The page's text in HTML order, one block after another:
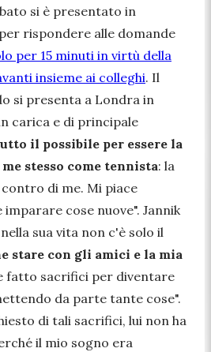
si è presentato in
rispondere alle domande
per 15 minuti in virtù della
insieme ai colleghi. Il
si presenta a Londra in
carica e di principale
il possibile per essere la
stesso come tennista: la
di me. Mi piace
cose nuove". Jannik
sua vita non c'è solo il
stare con gli amici e la mia
fatto sacrifici per diventare
da parte tante cose".
di tali sacrifici, lui non ha
il mio sogno era